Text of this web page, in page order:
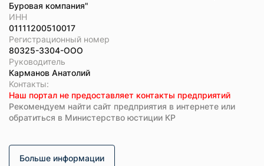
Буровая компания"
ИНН
01111200510017
Регистрационный номер
80325-3304-ООО
Руководитель
Карманов Анатолий
Koнтaкты:
Наш портал не предоставляет контакты предприятий
Рекомендуем найти сайт предприятия в интернете или
обратиться в Министерство юстиции КР
Больше информации